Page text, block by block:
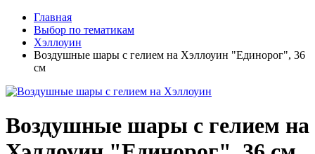
Главная
Выбор по тематикам
Хэллоуин
Воздушные шары с гелием на Хэллоуин "Единорог", 36
см
Воздушные шары с гелием на